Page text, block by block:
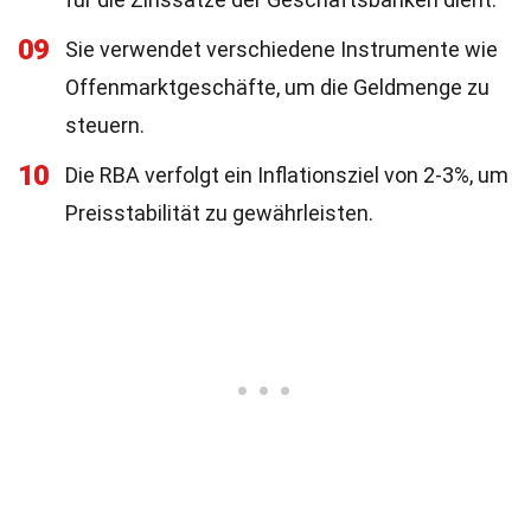
09
Sie verwendet verschiedene Instrumente wie
Offenmarktgeschäfte, um die Geldmenge zu
steuern.
10
Die RBA verfolgt ein Inflationsziel von 2-3%, um
Preisstabilität zu gewährleisten.